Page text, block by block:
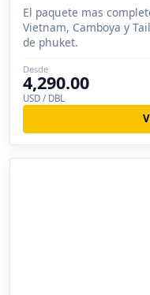
El paquete mas
Vietnam, Camboya y
de phuket.
Desde
4,290.00
USD / DBL